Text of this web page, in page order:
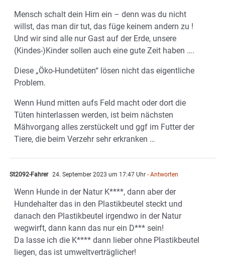
Mensch schalt dein Hirn ein – denn was du nicht
willst, das man dir tut, das füge keinem andern zu !
Und wir sind alle nur Gast auf der Erde, unsere
(Kindes-)Kinder sollen auch eine gute Zeit haben ….
Diese „Öko-Hundetüten“ lösen nicht das eigentliche
Problem.
Wenn Hund mitten aufs Feld macht oder dort die
Tüten hinterlassen werden, ist beim nächsten
Mähvorgang alles zerstückelt und ggf im Futter der
Tiere, die beim Verzehr sehr erkranken …
St2092-Fahrer 24. September 2023 um 17:47 Uhr - Antworten
Wenn Hunde in der Natur K****, dann aber der
Hundehalter das in den Plastikbeutel steckt und
danach den Plastikbeutel irgendwo in der Natur
wegwirft, dann kann das nur ein D*** sein!
Da lasse ich die K**** dann lieber ohne Plastikbeutel
liegen, das ist umweltverträglicher!